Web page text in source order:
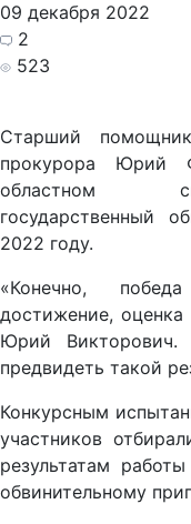
09 декабря 2022
2
523
Старший
прокурора Юрий
областном
государственный
2022 году.
«Конечно,
достижение,
Юрий Викторович.
предвидеть такой
Конкурсным
участников
результатам
обвинительному